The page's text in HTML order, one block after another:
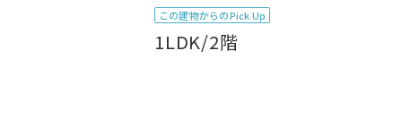
この建物からのPick Up
1LDK/2階